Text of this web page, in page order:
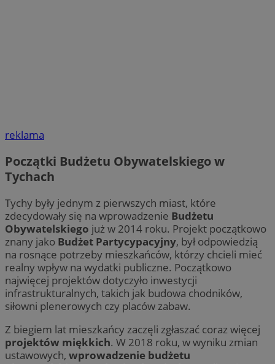
reklama
Początki Budżetu Obywatelskiego w
Tychach
Tychy były jednym z pierwszych miast, które
zdecydowały się na wprowadzenie Budżetu
Obywatelskiego już w 2014 roku. Projekt początkowo
znany jako Budżet Partycypacyjny, był odpowiedzią
na rosnące potrzeby mieszkańców, którzy chcieli mieć
realny wpływ na wydatki publiczne. Początkowo
najwięcej projektów dotyczyło inwestycji
infrastrukturalnych, takich jak budowa chodników,
siłowni plenerowych czy placów zabaw.
Z biegiem lat mieszkańcy zaczęli zgłaszać coraz więcej
projektów miękkich. W 2018 roku, w wyniku zmian
ustawowych, wprowadzenie budżetu